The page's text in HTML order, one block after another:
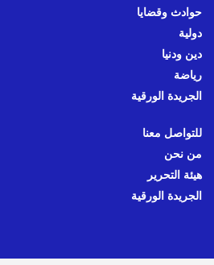
حوادث وقضايا
دولية
دين ودنيا
رياضة
الجريدة الورقية
للتواصل معنا
من نحن
هيئة التحرير
الجريدة الورقية